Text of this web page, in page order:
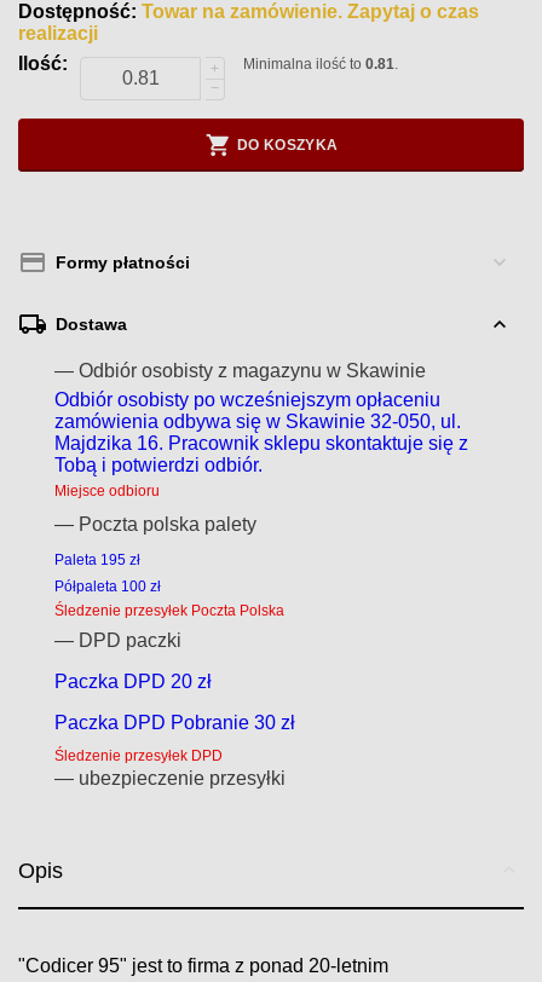
Dostępność: Towar na zamówienie. Zapytaj o czas
realizacji
Ilość:
+
−
Minimalna ilość to0.81.
DO KOSZYKA
Formy płatności
Dostawa
— Odbiór osobisty z magazynu w Skawinie
Odbiór osobisty po wcześniejszym opłaceniu
zamówienia odbywa się w Skawinie 32-050, ul.
Majdzika 16. Pracownik sklepu skontaktuje się z
Tobą i potwierdzi odbiór.
Miejsce odbioru
— Poczta polska palety
Paleta 195 zł
Półpaleta 100 zł
Śledzenie przesyłek Poczta Polska
— DPD paczki
Paczka DPD 20 zł
Paczka DPD Pobranie 30 zł
Śledzenie przesyłek DPD
— ubezpieczenie przesyłki
Opis
"Codicer 95" jest to firma z ponad 20-letnim